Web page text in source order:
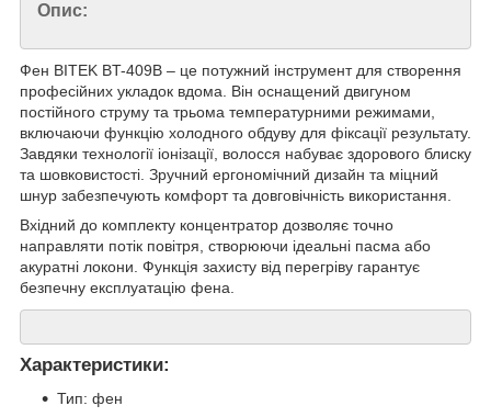
Опис:
Фен BITEK BT-409B – це потужний інструмент для створення
професійних укладок вдома. Він оснащений двигуном
постійного струму та трьома температурними режимами,
включаючи функцію холодного обдуву для фіксації результату.
Завдяки технології іонізації, волосся набуває здорового блиску
та шовковистості. Зручний ергономічний дизайн та міцний
шнур забезпечують комфорт та довговічність використання.
Вхідний до комплекту концентратор дозволяє точно
направляти потік повітря, створюючи ідеальні пасма або
акуратні локони. Функція захисту від перегріву гарантує
безпечну експлуатацію фена.
Характеристики:
Тип: фен